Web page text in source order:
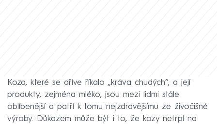
Koza, které se dříve říkalo „kráva chudých“, a její
produkty, zejména mléko, jsou mezi lidmi stále
oblíbenější a patří k tomu nejzdravějšímu ze živočišné
výroby. Důkazem může být i to, že kozy netrpí na